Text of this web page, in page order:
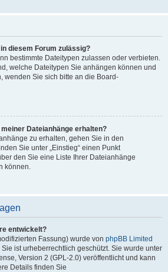
diesem Forum zulässig?
bestimmte Dateitypen zulassen oder verbieten.
welche Dateitypen Sie anhängen können und
wenden Sie sich bitte an die Board-
Dateianhänge erhalten?
zu erhalten, gehen Sie in den
Sie unter „Einstieg“ einen Punkt
den Sie eine Liste Ihrer Dateianhänge
können.
entwickelt?
Fassung) wurde von phpBB Limited
ist urheberrechtlich geschützt. Sie wurde unter
Version 2 (GPL-2.0) veröffentlicht und kann
Details finden Sie